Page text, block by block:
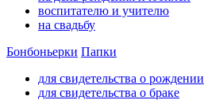
воспитателю и учителю
на свадьбу
Бонбоньерки Папки
для свидетельства о рождении
для свидетельства о браке